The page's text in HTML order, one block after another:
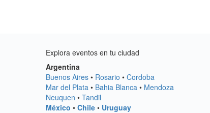
Explora eventos en tu ciudad
Argentina
Buenos Aires • Rosario •Cordoba
Mar del Plata • Bahia Blanca • Mendoza
Neuquen •Tandil
México •Chile • Uruguay